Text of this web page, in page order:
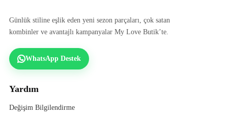
Günlük stiline eşlik eden yeni sezon parçaları, çok satan
kombinler ve avantajlı kampanyalar My Love Butik’te.
WhatsApp Destek
Yardım
Değişim Bilgilendirme